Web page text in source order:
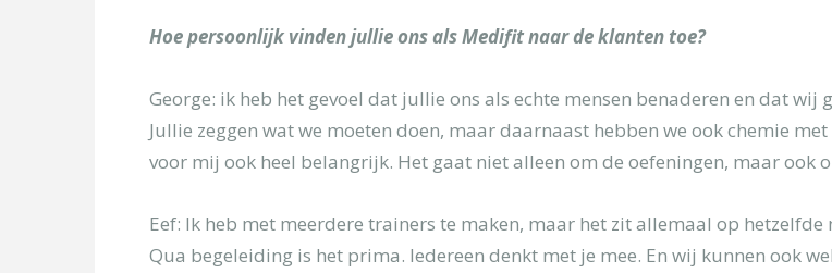
Hoe persoonlijk vinden jullie ons als Medifit naar de klanten toe?
George: ik heb het gevoel dat jullie ons als echte mensen benaderen en dat
Jullie zeggen wat we moeten doen, maar daarnaast hebben we ook chemie
voor mij ook heel belangrijk. Het gaat niet alleen om de oefeningen, maar ook
Eef: Ik heb met meerdere trainers te maken, maar het zit allemaal op
Qua begeleiding is het prima. Iedereen denkt met je mee. En wij kunnen ook